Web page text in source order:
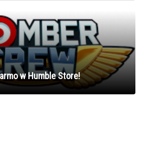
w Humble Store!